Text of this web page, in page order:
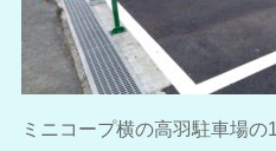
ミニコープ横の高羽駐車場の